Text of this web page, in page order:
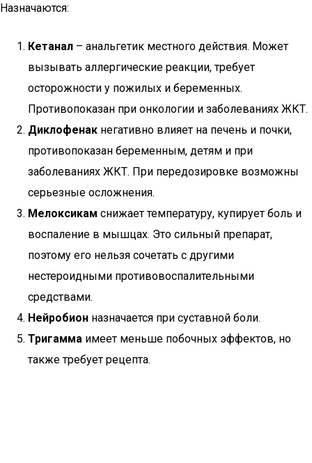
Назначаются:
Кетанал – анальгетик местного действия. Может
вызывать аллергические реакции, требует
осторожности у пожилых и беременных.
Противопоказан при онкологии и заболеваниях ЖКТ.
Диклофенак негативно влияет на печень и почки,
противопоказан беременным, детям и при
заболеваниях ЖКТ. При передозировке возможны
серьезные осложнения.
Мелоксикам снижает температуру, купирует боль и
воспаление в мышцах. Это сильный препарат,
поэтому его нельзя сочетать с другими
нестероидными противовоспалительными
средствами.
Нейробион назначается при суставной боли.
Тригамма имеет меньше побочных эффектов, но
также требует рецепта.